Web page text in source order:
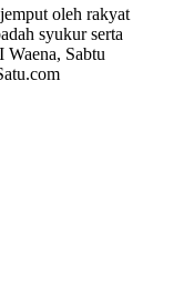
oleh rakyat
syukur serta
Waena, Sabtu